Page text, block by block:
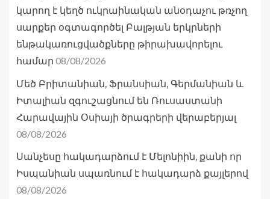
կարող է կեղծ ուկրաինական անօդաչու թռչող
սարքեր օգտագործել Բալթյան երկրների
ենթակառուցվածքները թիրախավորելու
համար 08/08/2026
Մեծ Բրիտանիան, Ֆրանսիան, Գերմանիան և
Իտալիան զգուշացնում են Ռուսաստանի
Հարավային Օսիայի ծրագրերի վերաբերյալ
08/08/2026
Սանչեսը հակադարձում է Մելոնիին, քանի որ
Իսպանիան սպառնում է հակադարձ քայլերով
08/08/2026